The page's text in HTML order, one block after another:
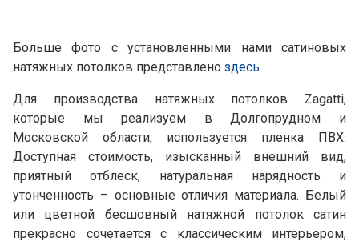
Больше фото с установленными нами сатиновых
натяжных потолков представлено здесь.
Для производства натяжных потолков Zagatti,
которые мы реализуем в Долгопрудном и
Московской области, используется пленка ПВХ.
Доступная стоимость, изысканный внешний вид,
приятный отблеск, натуральная нарядность и
утонченность – основные отличия материала. Белый
или цветной бесшовный натяжной потолок сатин
прекрасно сочетается с классическим интерьером,